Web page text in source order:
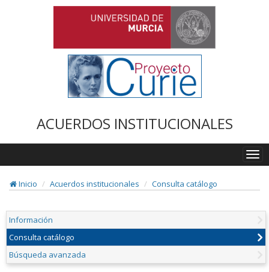
ACUERDOS INSTITUCIONALES
Inicio
Acuerdos institucionales Consulta catálogo
Información
Consulta catálogo
Búsqueda avanzada